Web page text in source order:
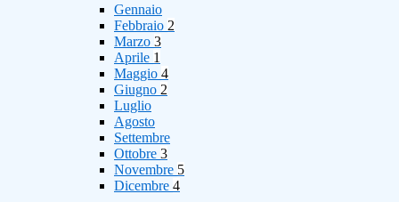
Gennaio
Febbraio 2
Marzo 3
Aprile 1
Maggio 4
Giugno 2
Luglio
Agosto
Settembre
Ottobre 3
Novembre 5
Dicembre 4